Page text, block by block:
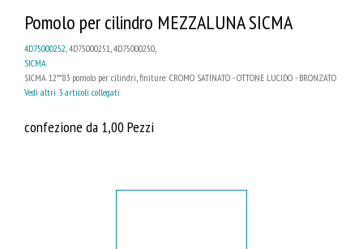
Pomolo per cilindro MEZZALUNA SICMA
4D75000252, 4D75000251, 4D75000250,
SICMA
SICMA 12**83 pomolo per cilindri, finiture: CROMO SATINATO - OTTONE LUCIDO - BRONZATO
Vedi altri 3 articoli collegati
confezione da 1,00 Pezzi